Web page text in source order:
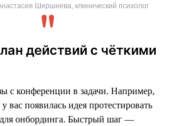
Шершнева, клинический психолог
действий с чёткими
с конференции в задачи. Например,
вас появилась идея протестировать
онбординга. Быстрый шаг —